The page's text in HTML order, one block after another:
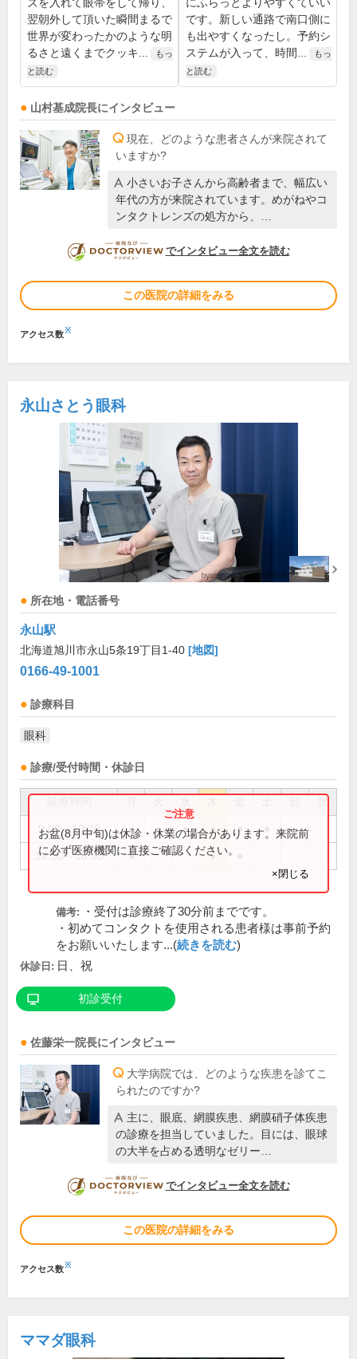
翌朝外して頂いた瞬間まるで
世界が変わったかのような明
るさと遠くまでクッキ...
もっ
と読む
です。新しい通路で南口側に
も出やすくなったし。予約シ
ステムが入って、時間...
もっ
と読む
山村基成院長にインタビュー
現在、どのような患者さんが来院されて
いますか?
小さいお子さんから高齢者まで、幅広い
年代の方が来院されています。めがねやコ
ンタクトレンズの処方から、…
DOCTORVIEW
でインタビュー全文を読む
この医院の詳細をみる
アクセス数※
永山さとう眼科
所在地・電話番号
永山駅
北海道旭川市永山5条19丁目1-40 [地図]
0166-49-1001
診療科目
眼科
診療/受付時間・休診日
9:00～12:30 ● ● ● ● ●
14:00～18:00 ● ●
お盆(8月中旬)は休診・休業の場合があります。来院前
に必ず医療機関に直接ご確認ください。
×閉じる
備考:
・受付は診療終了30分前までです。
・初めてコンタクトを使用される患者様は事前予約
をお願いいたします...(続きを読む)
休診日: 日、祝
初診受付
佐藤栄一院長にインタビュー
大学病院では、どのような疾患を診てこ
られたのですか?
主に、眼底、網膜疾患、網膜硝子体疾患
の診療を担当していました。目には、眼球
の大半を占める透明なゼリー…
DOCTORVIEW
でインタビュー全文を読む
この医院の詳細をみる
アクセス数※
ママダ眼科